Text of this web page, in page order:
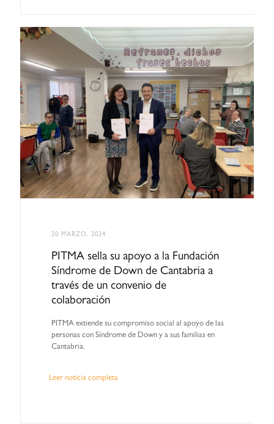
20 MARZO, 2024
PITMA sella su apoyo a la Fundación
Síndrome de Down de Cantabria a
través de un convenio de
colaboración
PITMA extiende su compromiso social al apoyo de las
personas con Síndrome de Down y a sus familias en
Cantabria.
Leer noticia completa